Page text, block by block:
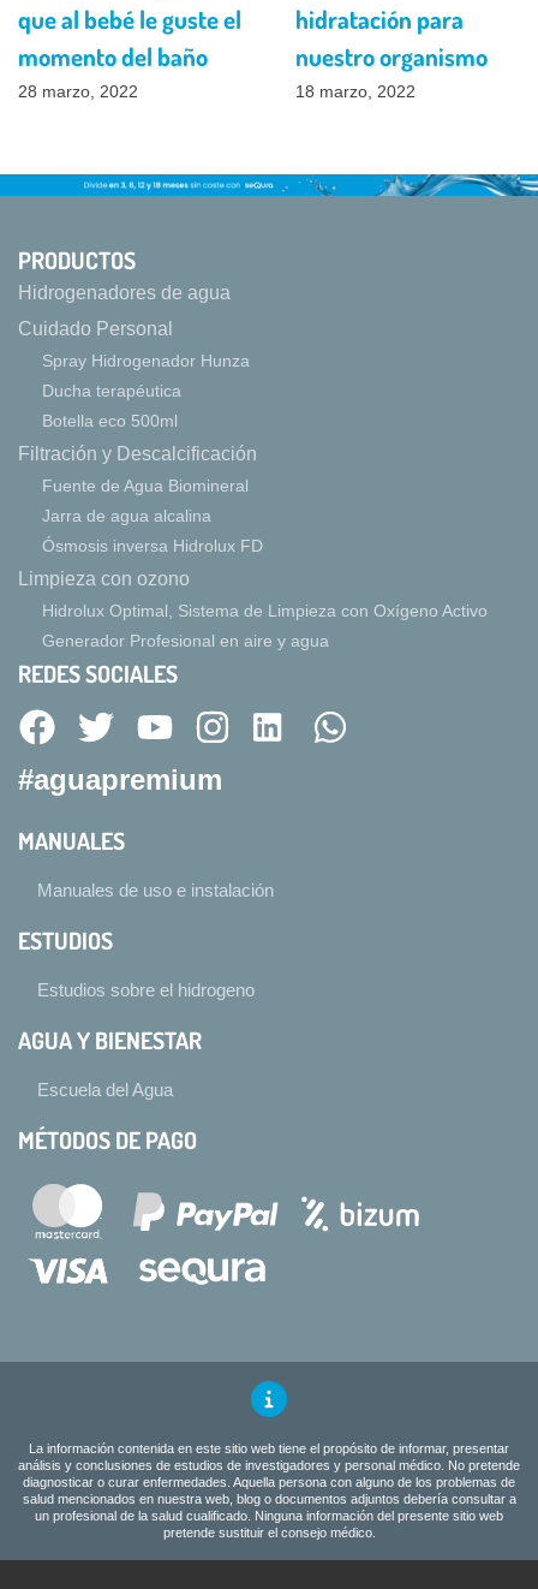
que al bebé le guste el
momento del baño
28 marzo, 2022
hidratación para
nuestro organismo
18 marzo, 2022
PRODUCTOS
Hidrogenadores de agua
Cuidado Personal
Spray Hidrogenador Hunza
Ducha terapéutica
Botella eco 500ml
Filtración y Descalcificación
Fuente de Agua Biomineral
Jarra de agua alcalina
Ósmosis inversa Hidrolux FD
Limpieza con ozono
Hidrolux Optimal, Sistema de Limpieza con Oxígeno Activo
Generador Profesional en aire y agua
REDES SOCIALES
#aguapremium
MANUALES
Manuales de uso e instalación
ESTUDIOS
Estudios sobre el hidrogeno
AGUA Y BIENESTAR
Escuela del Agua
MÉTODOS DE PAGO
La información contenida en este sitio web tiene el propósito de informar, presentar
análisis y conclusiones de estudios de investigadores y personal médico. No pretende
diagnosticar o curar enfermedades. Aquella persona con alguno de los problemas de
salud mencionados en nuestra web, blog o documentos adjuntos debería consultar a
un profesional de la salud cualificado. Ninguna información del presente sitio web
pretende sustituir el consejo médico.